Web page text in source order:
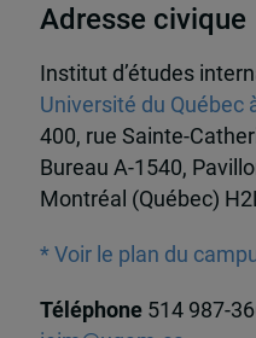
Adresse civique
Institut d’études
Université du Québec
400, rue Sainte-
Bureau A-1540,
Montréal (Québec)
* Voir le plan du
Téléphone 514 987-